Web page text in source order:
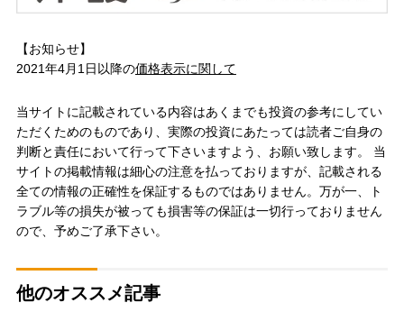
【お知らせ】
2021年4月1日以降の価格表示に関して
当サイトに記載されている内容はあくまでも投資の参考にしてい
ただくためのものであり、実際の投資にあたっては読者ご自身の
判断と責任において行って下さいますよう、お願い致します。 当
サイトの掲載情報は細心の注意を払っておりますが、記載される
全ての情報の正確性を保証するものではありません。万が一、ト
ラブル等の損失が被っても損害等の保証は一切行っておりません
ので、予めご了承下さい。
他のオススメ記事